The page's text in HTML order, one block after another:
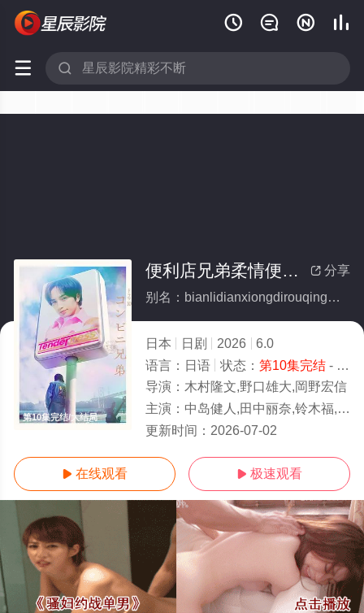
   
 
第10集完结/大结局
 分享
便利店兄弟柔情便利店门司港小金村门市(全集)
别名：bianlidianxiongdirouqingbianlidianmensigangxiaojincunmenshi
日本 日剧 2026
6.0
语言： 日语 状态： 第10集完结- 免费在线观看
导演： 木村隆文,野口雄大,岡野宏信
主演： 中岛健人,田中丽奈,铃木福,曾田陵介,光石研,马场彻,斋藤润,中原丈雄,万田久子,柄本明,馆博
更新时间： 2026-07-02
 在线观看  极速观看